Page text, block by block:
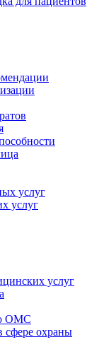
услуг
услуг
услуг
ОМС
сфере охраны